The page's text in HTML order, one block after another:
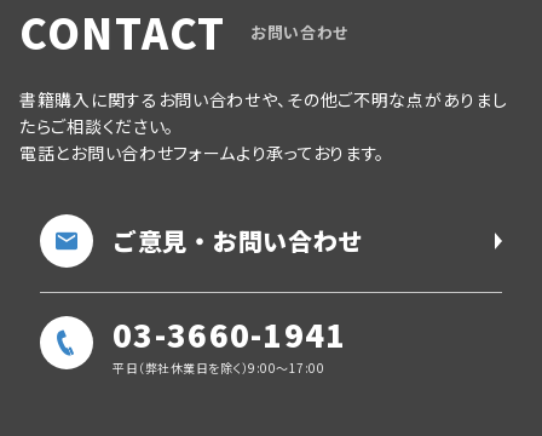
CONTACT お問い合わせ
書籍購入に関するお問い合わせや、その他ご不明な点がありまし
たらご相談ください。
電話とお問い合わせフォームより承っております。
ご意見・お問い合わせ
03-3660-1941
平日（弊社休業日を除く）9:00～17:00